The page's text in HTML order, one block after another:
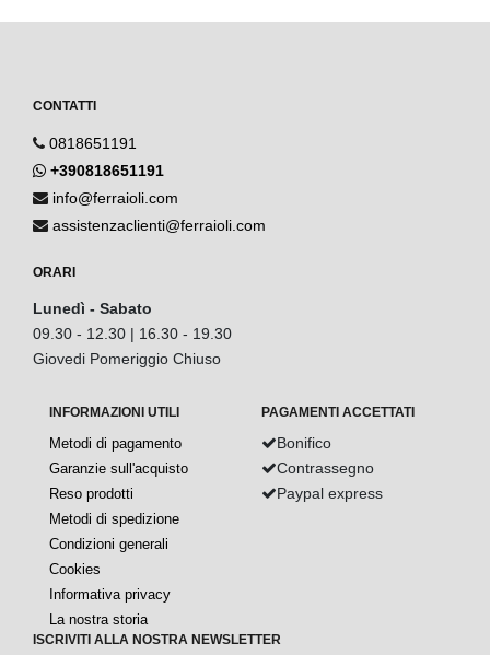
CONTATTI
0818651191
+390818651191
info@ferraioli.com
assistenzaclienti@ferraioli.com
ORARI
Lunedì - Sabato
09.30 - 12.30 | 16.30 - 19.30
Giovedi Pomeriggio Chiuso
INFORMAZIONI UTILI
Metodi di pagamento
Garanzie sull'acquisto
Reso prodotti
Metodi di spedizione
Condizioni generali
Cookies
Informativa privacy
La nostra storia
PAGAMENTI ACCETTATI
Bonifico
Contrassegno
Paypal express
ISCRIVITI ALLA NOSTRA NEWSLETTER